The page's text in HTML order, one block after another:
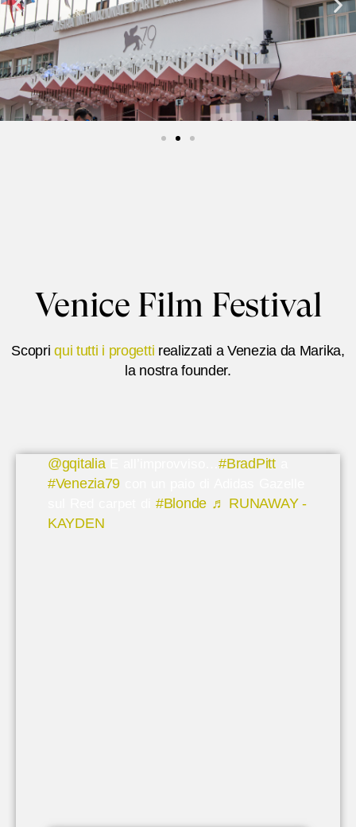
Venice Film Festival
Scopriqui tutti i progetti realizzati a Venezia da Marika,
la nostra founder.
@gqitaliaE all’improvviso…#BradPitta
#Venezia79
#Blonde ♬ RUNAWAY -
KAYDEN